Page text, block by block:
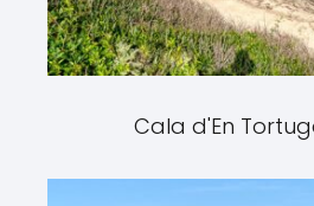
Cala d'En